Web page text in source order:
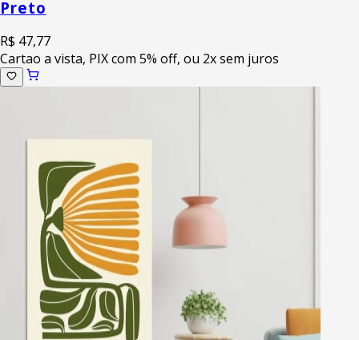
Preto
R$ 47,77
Cartao a vista, PIX com 5% off, ou 2x sem juros